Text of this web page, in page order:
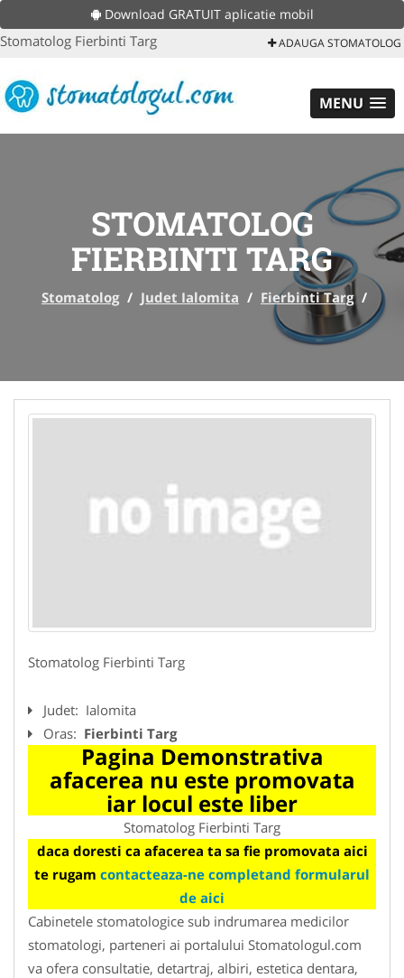
Download GRATUIT aplicatie mobil
Stomatolog Fierbinti Targ ADAUGA STOMATOLOG
MENU
STOMATOLOG
FIERBINTI TARG
Stomatolog / Judet Ialomita / Fierbinti Targ /
Stomatolog Fierbinti Targ
Judet: Ialomita
Oras: Fierbinti Targ
Pagina Demonstrativa
afacerea nu este promovata
iar locul este liber
Stomatolog Fierbinti Targ
daca doresti ca afacerea ta sa fie promovata aici
te rugam contacteaza-ne completand formularul
de aici
Cabinetele stomatologice sub indrumarea medicilor
stomatologi, parteneri ai portalului Stomatologul.com
va ofera consultatie, detartraj, albiri, estetica dentara,